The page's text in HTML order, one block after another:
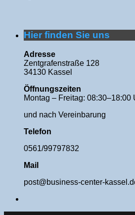
Hier finden Sie uns
Adresse
Zentgrafenstraße 128
34130 Kassel
Öffnungszeiten
Montag – Freitag: 08:30–18:00
und nach Vereinbarung
Telefon
0561/99797832
Mail
post@business-center-